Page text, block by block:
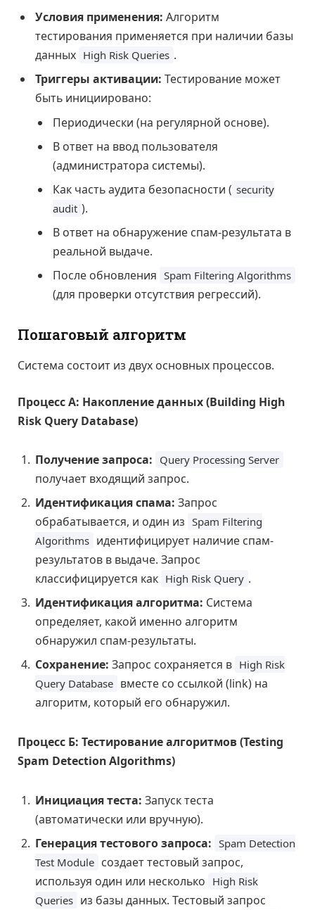
Условия применения: Алгоритм
тестирования применяется при наличии базы
данных High Risk Queries .
Триггеры активации: Тестирование может
быть инициировано:
Периодически (на регулярной основе).
В ответ на ввод пользователя
(администратора системы).
Как часть аудита безопасности ( security
audit ).
В ответ на обнаружение спам-результата в
реальной выдаче.
После обновления Spam Filtering Algorithms
(для проверки отсутствия регрессий).
Пошаговый алгоритм
Система состоит из двух основных процессов.
Процесс А: Накопление данных (Building High
Risk Query Database)
Получение запроса: Query Processing Server
получает входящий запрос.
Идентификация спама: Запрос
обрабатывается, и один из Spam Filtering
Algorithms идентифицирует наличие спам-
результатов в выдаче. Запрос
классифицируется как High Risk Query .
Идентификация алгоритма: Система
определяет, какой именно алгоритм
обнаружил спам-результаты.
Сохранение: Запрос сохраняется в High Risk
Query Database вместе со ссылкой (link) на
алгоритм, который его обнаружил.
Процесс Б: Тестирование алгоритмов (Testing
Spam Detection Algorithms)
Инициация теста: Запуск теста
(автоматически или вручную).
Генерация тестового запроса: Spam Detection
Test Module создает тестовый запрос,
используя один или несколько High Risk
Queries из базы данных. Тестовый запрос